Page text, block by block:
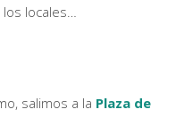
locales…
salimos a la Plaza de